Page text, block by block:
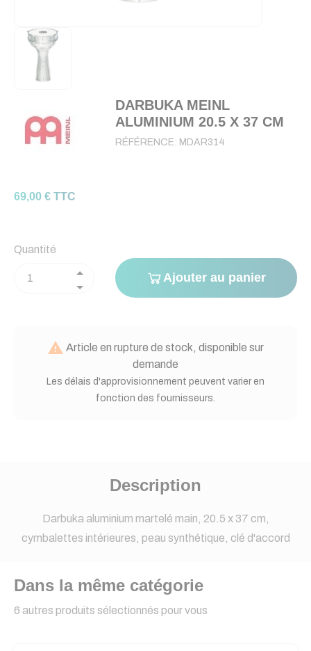
DARBUKA MEINL
ALUMINIUM 20.5 X 37 CM
RÉFÉRENCE: MDAR314
69,00 € TTC
Quantité
Ajouter au panier
 Article en rupture de stock, disponible sur
demande
Les délais d'approvisionnement peuvent varier en
fonction des fournisseurs.
Description
Darbuka aluminium martelé main, 20.5 x 37 cm,
cymbalettes intérieures, peau synthétique, clé d'accord
Dans la même catégorie
6 autres produits sélectionnés pour vous